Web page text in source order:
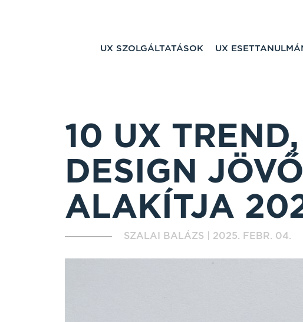
UX SZOLGÁLTATÁSOK UX
10 UX
DESIGN
ALAKÍTJA
SZALAI BALÁZS 2025. FEBR. 04.